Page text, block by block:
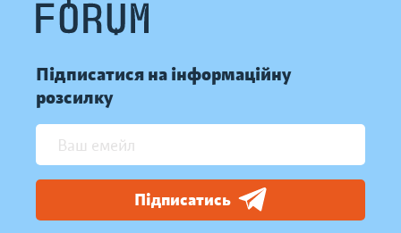
Підписатися на інформаційну
розсилку
Підписатись